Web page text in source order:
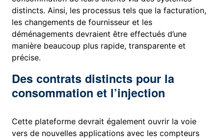
distincts. Ainsi, les processus tels que la facturation,
les changements de fournisseur et les
déménagements devraient être effectués d’une
manière beaucoup plus rapide, transparente et
précise.
Des contrats distincts pour la
consommation et l’injection
Cette plateforme devrait également ouvrir la voie
vers de nouvelles applications avec les compteurs